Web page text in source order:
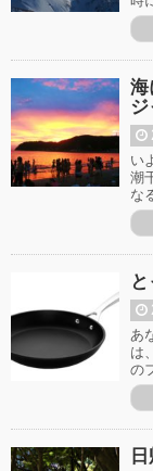
海
い
潮
な
あ
は
の